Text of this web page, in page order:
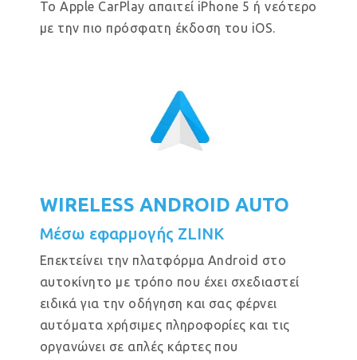
Το Apple CarPlay απαιτεί iPhone 5 ή νεότερο
με την πιο πρόσφατη έκδοση του iOS.
WIRELESS ANDROID AUTO
Μέσω εφαρμογής ZLINK
Επεκτείνει την πλατφόρμα Android στο
αυτοκίνητο με τρόπο που έχει σχεδιαστεί
ειδικά για την οδήγηση και σας φέρνει
αυτόματα χρήσιμες πληροφορίες και τις
οργανώνει σε απλές κάρτες που